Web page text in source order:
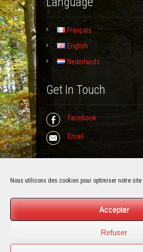
Nous utilisons des cookies pour optimiser notre site
Accepter
Refuser
Français
English
Nederlands
Get In Touch
Facebook
Email
La Grange de Froidmont
Rue de Jemeppe 50
5190 Moustier sur Sambre
info@grange-froidmont.be